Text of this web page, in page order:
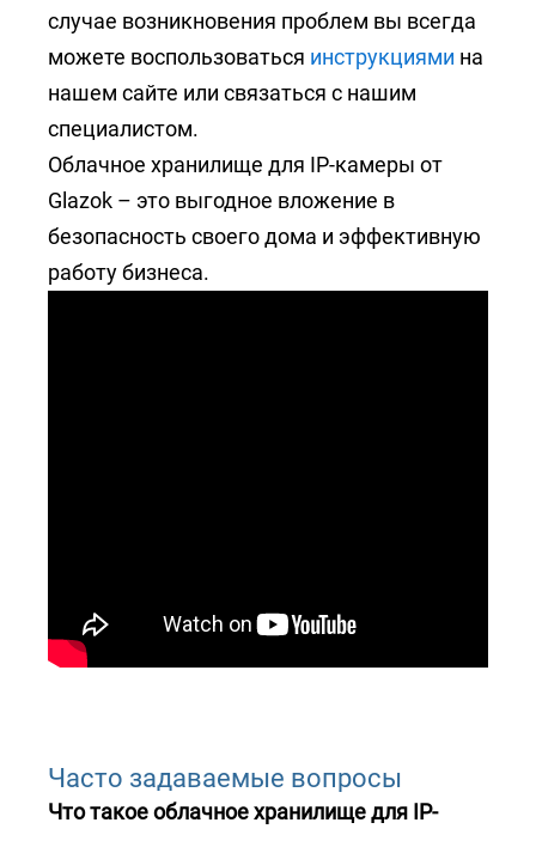
случае возникновения проблем вы всегда
можете воспользоваться инструкциями на
нашем сайте или связаться с нашим
специалистом.
Облачное хранилище для IP-камеры от
Glazok – это выгодное вложение в
безопасность своего дома и эффективную
работу бизнеса.
Часто задаваемые вопросы
Что такое облачное хранилище для IP-